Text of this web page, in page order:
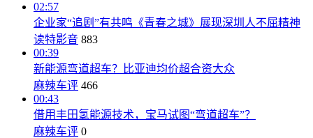
02:57
企业家“追剧”有共鸣《青春之城》展现深圳人不屈精神
读特影音 883
00:39
新能源弯道超车？比亚迪均价超合资大众
麻辣车评 466
00:43
借用丰田氢能源技术，宝马试图“弯道超车”？
麻辣车评 0